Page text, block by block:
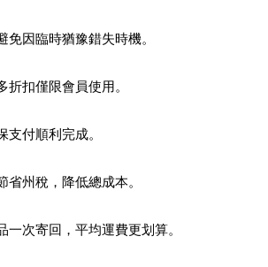
免因臨時猶豫錯失時機。
折扣僅限會員使用。
支付順利完成。
省州稅，降低總成本。
一次寄回，平均運費更划算。